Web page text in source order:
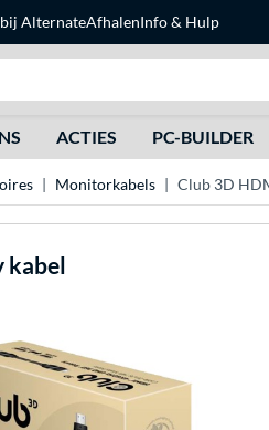
AlternateAfhalenInfo & Hulp
ACTIES PC-BUILDER
Monitorkabels Club 3D
kabel